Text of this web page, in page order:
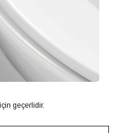
için geçerlidir.